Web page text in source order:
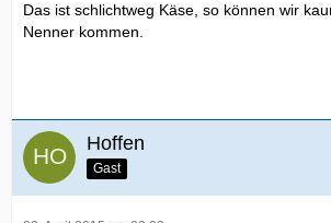
Das ist schlichtweg Käse, so können wir
Nenner kommen.
Hoffen
Gast